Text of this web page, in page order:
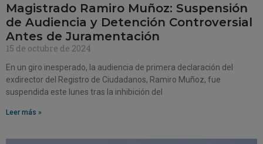
Magistrado Ramiro Muñoz: Suspensión
de Audiencia y Detención Controversial
Antes de Juramentación
15 de octubre de 2024
En un giro inesperado, la audiencia de primera declaración del
exdirector del Registro de Ciudadanos, Ramiro Muñoz, fue
suspendida este lunes tras la inhibición del
Leer más »